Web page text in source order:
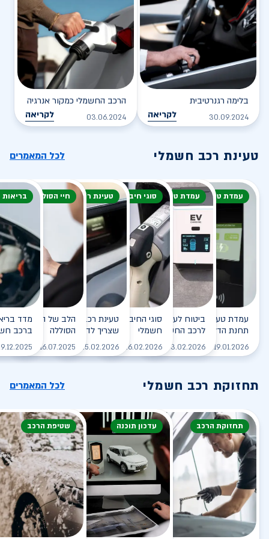
בלימה רגנרטיבית
30.09.2024 לקריאה
הרכב החשמלי כמקור אנרגיה
03.06.2024 לקריאה
טעינת רכב חשמלי לכל המאמרים
עמדת טעינה
עמדת טעינה - הסוף של
תחנת הדלק?
19.01.2026 לקריאה
עמדת טעינה
ביטוח לעמדת טעינה ביתית
לרכב החשמלי
03.02.2026 לקריאה
סוגי חיבור
סוגי החיבורים לטעינת רכב
חשמלי
26.02.2026 לקריאה
טעינת רכב חשמלי
טעינת רכב חשמלי - כל מה
שצריך לדעת
25.02.2026 לקריאה
חיי הסוללה
הלב של הרכב
הסוללה
16.07.2025
ברכב
תחזוקת רכב חשמלי לכל המאמרים
תחזוקת הרכב עדכון תוכנה שטיפת הרכב